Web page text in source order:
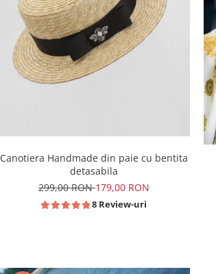
Canotiera Handmade din paie cu bentita
detasabila
299,00 RON179,00 RON
8 Review-uri